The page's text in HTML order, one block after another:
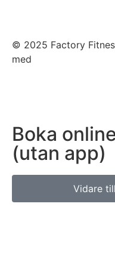
© 2025 Factory
med
Boka
(utan app)
Vidare